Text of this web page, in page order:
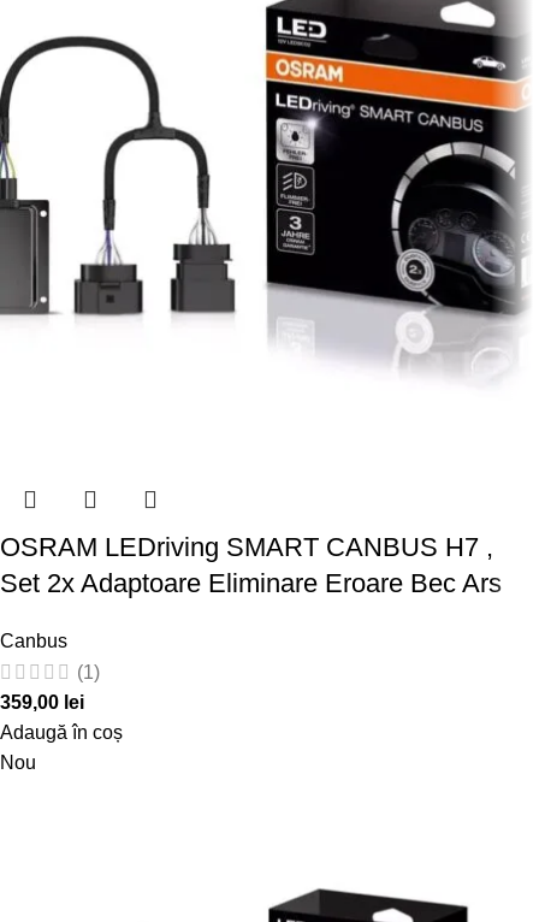
OSRAM LEDriving SMART CANBUS H7 ,
Set 2x Adaptoare Eliminare Eroare Bec Ars
Canbus
(1)
359,00 lei
Adaugă în coș
Nou